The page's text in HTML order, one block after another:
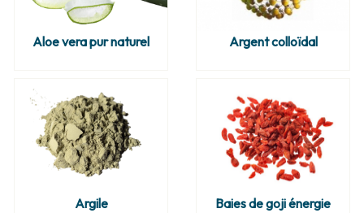
Aloe vera pur naturel Argent colloïdal
Argile Baies de goji énergie